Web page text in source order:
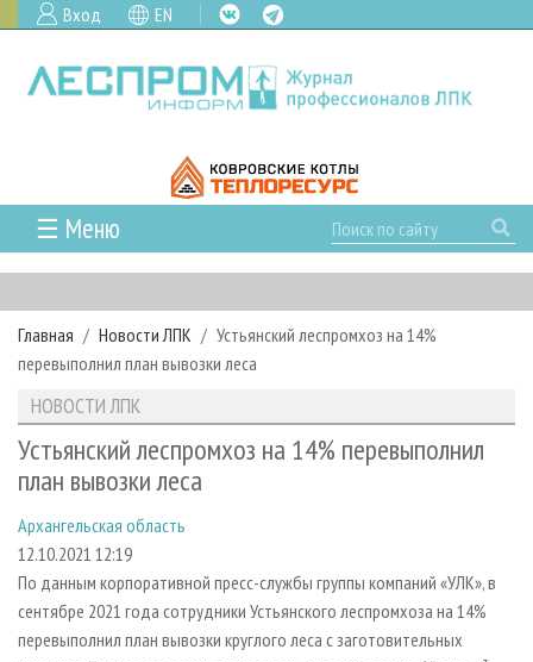
Вход EN
☰ Меню
ГЛАВНАЯ
РУБРИКИ И ТЕМЫ
РУБРИКИ ЖУРНАЛА
ЛЕСОЗАГОТОВКА
ЛЕСОПИЛЕНИЕ
СУШКА ДРЕВЕСИНЫ
ПРОИЗВОДСТВО ДРЕВЕСНЫХ ПЛИТ
ДЕРЕВЯННОЕ ДОМОСТРОЕНИЕ
НОВОСТИ
НОВОСТИ ЛПК
НОВОСТИ ЖУРНАЛА
ПРОЕКТЫ ЛПИ
АНАЛИТИКА
ПРЕДПРИЯТИЯ ЛПК
ПЕРСОНЫ
МОБИЛЬНЫЕ ВЫСТАВКИ
ОФИЦИАЛЬНЫЕ ДЕЛЕГАЦИИ
АРХИВ ЖУРНАЛОВ
О ЖУРНАЛЕ
ПОДПИСКА
КОНТАКТЫ
РЕКЛАМОДАТЕЛЯМ
РЕКЛАМА
РЕКЛАМА НА САЙТЕ
Главная Новости ЛПК
Устьянский леспромхоз на 14%
перевыполнил план вывозки леса
НОВОСТИ ЛПК
Устьянский леспромхоз на 14% перевыполнил
план вывозки леса
Архангельская область
12.10.2021 12:19
По данным корпоративной пресс-службы группы компаний «УЛК», в
сентябре 2021 года сотрудники Устьянского леспромхоза на 14%
перевыполнил план вывозки круглого леса с заготовительных